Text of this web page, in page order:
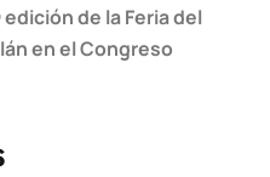
edición de la Feria del
en el Congreso